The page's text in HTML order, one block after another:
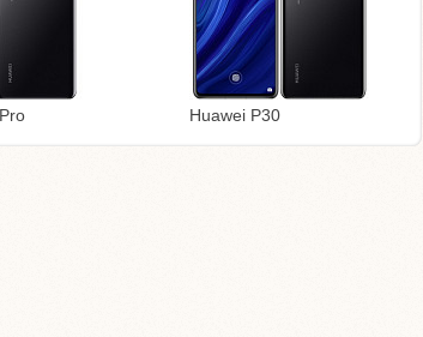
Huawei P30